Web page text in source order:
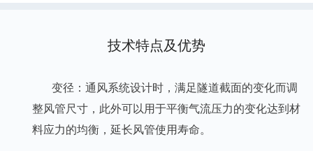
技术特点及优势
变径 ：通风系统设计时，满足隧道截面的变化而调
整风管尺寸，此外可以用于平衡气流压力的变化达到材
料应力的均衡，延长风管使用寿命。